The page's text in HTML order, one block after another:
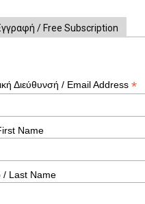
/ Free Subscription
Διεύθυνσή / Email Address*
Name
Last Name